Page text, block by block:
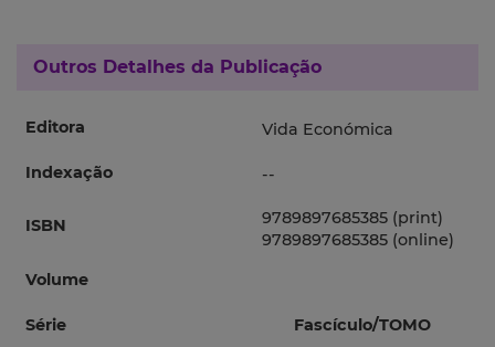
Outros Detalhes da Publicação
Editora Vida Económica
Indexação --
ISBN
9789897685385 (print)
9789897685385 (online)
Volume
Série Fascículo/TOMO